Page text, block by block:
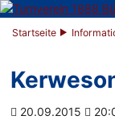
Startseite
20.09.2015